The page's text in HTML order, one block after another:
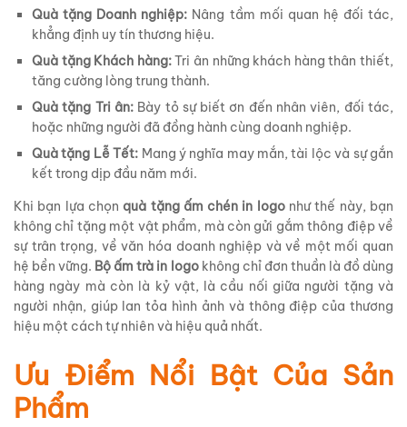
Quà tặng Doanh nghiệp: Nâng tầm mối quan hệ đối tác,
khẳng định uy tín thương hiệu.
Quà tặng Khách hàng:Tri ân những khách hàng thân thiết,
tăng cường lòng trung thành.
Quà tặng Tri ân:Bày tỏ sự biết ơn đến nhân viên, đối tác,
hoặc những người đã đồng hành cùng doanh nghiệp.
Quà tặng Lễ Tết: Mang ý nghĩa may mắn, tài lộc và sự gắn
kết trong dịp đầu năm mới.
Khi bạn lựa chọn quà tặng ấm chén in logonhư thế này, bạn
không chỉ tặng một vật phẩm, mà còn gửi gắm thông điệp về
sự trân trọng, về văn hóa doanh nghiệp và về một mối quan
hệ bền vững. Bộ ấm trà in logokhông chỉ đơn thuần là đồ dùng
hàng ngày mà còn là kỷ vật, là cầu nối giữa người tặng và
người nhận, giúp lan tỏa hình ảnh và thông điệp của thương
hiệu một cách tự nhiên và hiệu quả nhất.
Ưu Điểm Nổi Bật Của Sản
Phẩm